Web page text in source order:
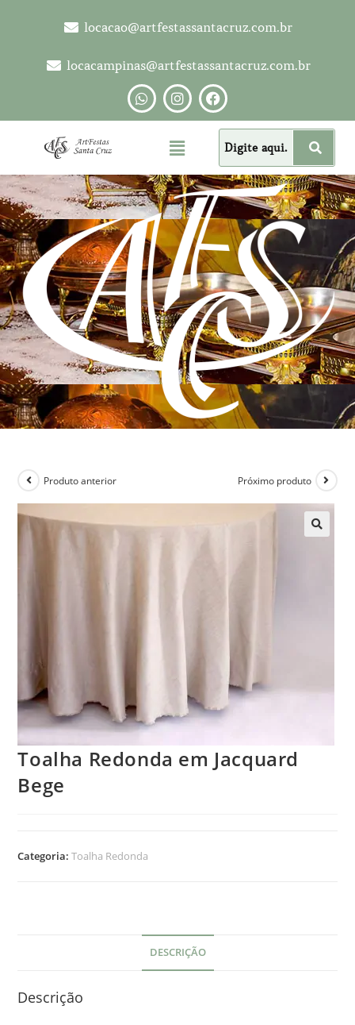
locacao@artfestassantacruz.com.br
locacampinas@artfestassantacruz.com.br
Produto anterior Próximo produto
Toalha Redonda em Jacquard
Bege
Categoria:Toalha Redonda
DESCRIÇÃO
Descrição